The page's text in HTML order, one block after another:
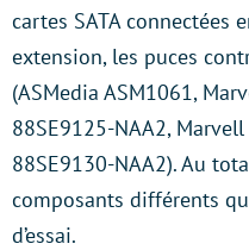
cartes SATA connectées
extension, les puces
(ASMedia ASM1061,
88SE9125-NAA2,
88SE9130-NAA2). Au
composants différents
d’essai.